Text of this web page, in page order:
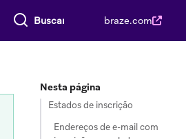
Buscar tudo braze.com
Nesta página
Estados de inscrição
Endereços de e-mail com